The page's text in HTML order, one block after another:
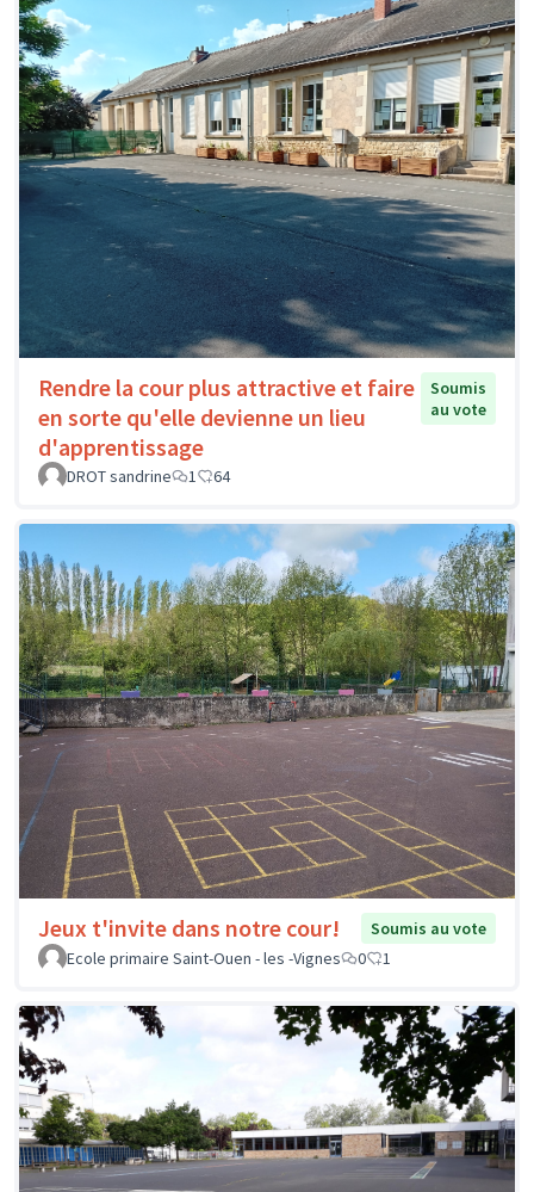
Rendre la cour plus attractive et faire
en sorte qu'elle devienne un lieu
d'apprentissage
Soumis
au vote
DROT sandrine 1 64
Jeux t'invite dans notre cour!
Soumis au vote
Ecole primaire Saint-Ouen - les -Vignes
0 1